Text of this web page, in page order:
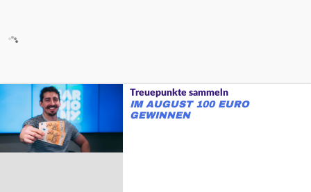
Treuepunkte sammeln
IM AUGUST 100 EURO
GEWINNEN